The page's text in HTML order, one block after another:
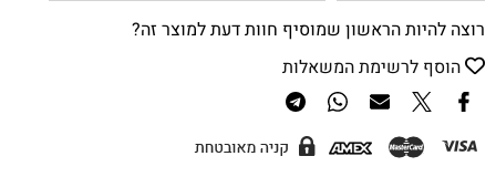
רוצה להיות הראשון שמוסיף חוות דעת למוצר זה?
הוסף לרשימת המשאלות